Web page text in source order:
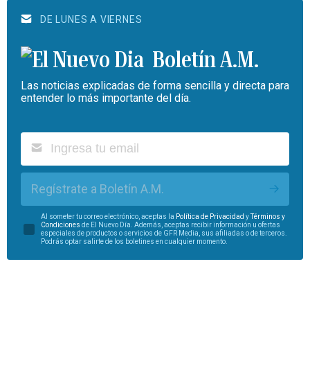
DE LUNES A VIERNES
Boletín A.M.
Las noticias explicadas de forma sencilla y directa para
entender lo más importante del día.
Regístrate a Boletín A.M.
Al someter tu correo electrónico, aceptas la Política de Privacidad yTérminos y
Condiciones de El Nuevo Día. Además, aceptas recibir información u ofertas
especiales de productos o servicios de GFR Media, sus afiliadas o de terceros.
Podrás optar salirte de los boletines en cualquier momento.